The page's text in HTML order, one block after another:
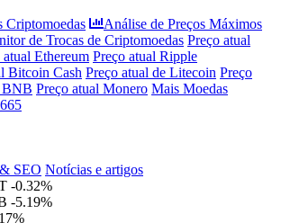
Criptomoedas
Análise de Preços Máximos
de Trocas de Criptomoedas Preço atual
atual Ethereum Preço atual Ripple
Bitcoin Cash Preço atual de Litecoin Preço
BNB Preço atual Monero Mais Moedas
SEO Notícias e artigos
-0.32%
-5.19%